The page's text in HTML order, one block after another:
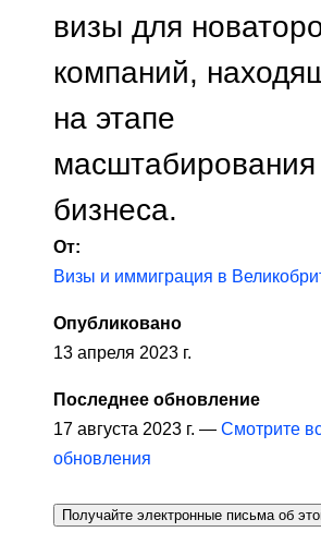
визы для
компаний,
на этапе
масштабирования
бизнеса.
От:
Визы и иммиграция в
Опубликовано
13 апреля 2023 г.
Последнее обновление
17 августа 2023 г. — Смотрите
обновления
Получайте электронные письма об